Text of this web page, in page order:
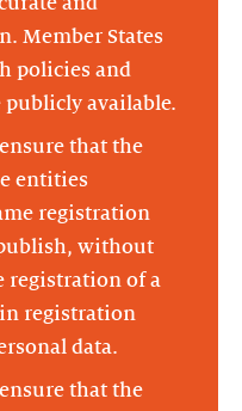
Member States
policies and
publicly available.
that the
entities
registration
without
registration of a
registration
data.
that the